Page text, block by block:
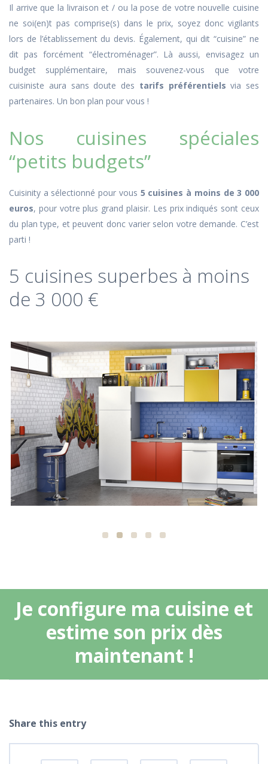
Il arrive que la livraison et / ou la pose de votre nouvelle cuisine
ne soi(en)t pas comprise(s) dans le prix, soyez donc vigilants
lors de l’établissement du devis. Également, qui dit “cuisine” ne
dit pas forcément “électroménager”. Là aussi, envisagez un
budget supplémentaire, mais souvenez-vous que votre
cuisiniste aura sans doute des tarifs préférentiels via ses
partenaires. Un bon plan pour vous !
Nos cuisines spéciales
“petits budgets”
Cuisinity a sélectionné pour vous 5 cuisines à moins de 3 000
euros, pour votre plus grand plaisir. Les prix indiqués sont ceux
du plan type, et peuvent donc varier selon votre demande. C’est
parti !
5 cuisines superbes à moins
de 3 000 €
Je configure ma cuisine et
estime son prix dès
maintenant !
Share this entry